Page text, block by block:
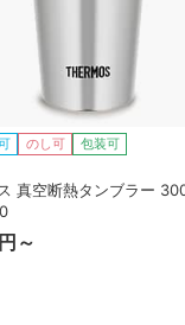
のし可 包装可
真空断熱タンブラー
～